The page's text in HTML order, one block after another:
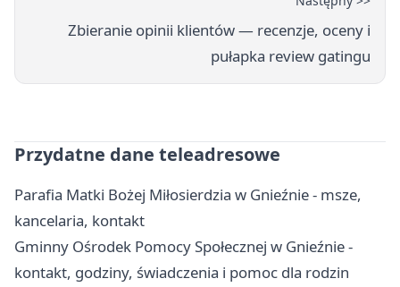
Zbieranie opinii klientów — recenzje, oceny i
pułapka review gatingu
Przydatne dane teleadresowe
Parafia Matki Bożej Miłosierdzia w Gnieźnie - msze,
kancelaria, kontakt
Gminny Ośrodek Pomocy Społecznej w Gnieźnie -
kontakt, godziny, świadczenia i pomoc dla rodzin